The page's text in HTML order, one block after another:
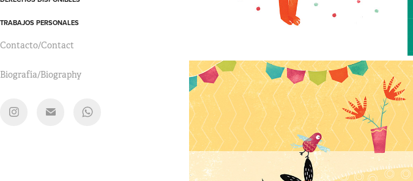
TRABAJOS PERSONALES
Contacto/Contact
Biografía/Biography